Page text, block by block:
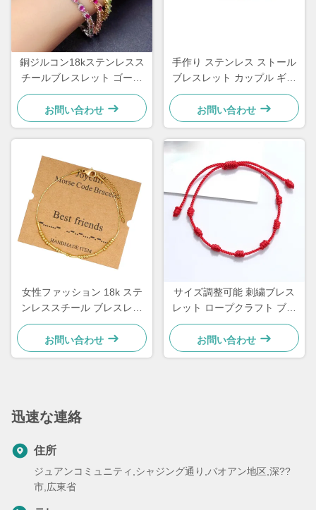
銅ジルコン18kステンレスス
チールブレスレット ゴール
ドメッキダイヤモンド女性用
ブレスレット
お問い合わせ
手作り ステンレス ストール
ブレスレット カップル ギフ
ト メンズ 虎の目 石 珠のブレ
スレット
お問い合わせ
女性ファッション 18k ステ
ンレススチール ブレスレッ
ト モールス符号ブレスレッ
ト 21.5cm
お問い合わせ
サイズ調整可能 刺繍ブレス
レット ロープクラフト ブレ
スレット ペアギフト 15～
30cm
お問い合わせ
迅速な連絡
住所
ジュアンコミュニティ,シャジング通り,バオアン地区,深??
市,広東省